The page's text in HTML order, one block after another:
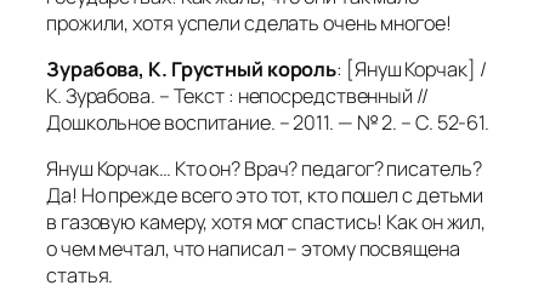
прожили, хотя успели сделать очень многое!
Зурабова, К. Грустный король: [Януш Корчак] /
К. Зурабова. – Текст : непосредственный //
Дошкольное воспитание. – 2011. — № 2. – С. 52-61.
Януш Корчак… Кто он? Врач? педагог? писатель?
Да! Но прежде всего это тот, кто пошел с детьми
в газовую камеру, хотя мог спастись! Как он жил,
о чем мечтал, что написал – этому посвящена
статья.